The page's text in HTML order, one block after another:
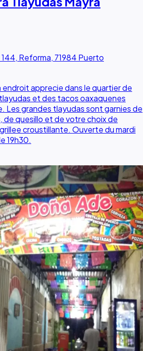
Reforma, 71984 Puerto
endroit apprecie dans le quartier de
et des tacos oaxaquenes
Les grandes tlayudas sont garnies de
de quesillo et de votre choix de
croustillante. Ouverte du mardi
19h30.